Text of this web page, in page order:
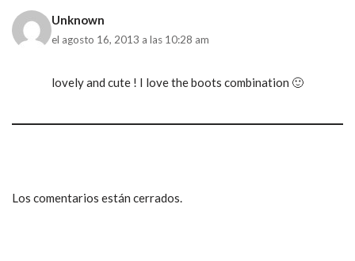
Unknown
el agosto 16, 2013 a las 10:28 am
lovely and cute ! I love the boots combination 🙂
Los comentarios están cerrados.